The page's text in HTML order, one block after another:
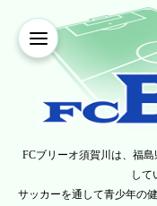
FCブリーオ須賀川は、福
して
サッカーを通して青少年の